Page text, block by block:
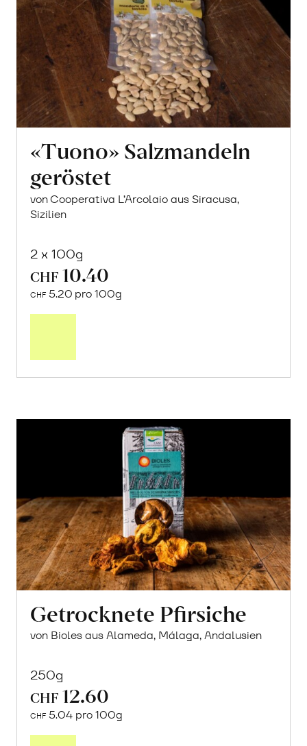
«Tuono» Salzmandeln
geröstet
von Cooperativa L’Arcolaio aus Siracusa,
Sizilien
2 x 100g
CHF 10.40
CHF 5.20 pro 100g
Getrocknete Pfirsiche
von Bioles aus Alameda, Málaga, Andalusien
250g
CHF 12.60
CHF 5.04 pro 100g